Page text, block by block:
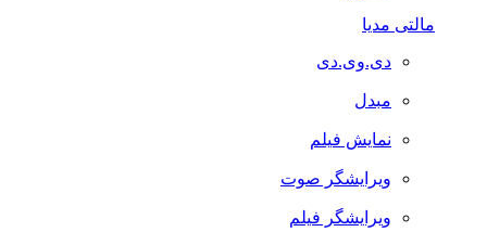
مالتی مدیا
دی.وی.دی
مبدل
نمایش فیلم
ویرایشگر صوت
ویرایشگر فیلم